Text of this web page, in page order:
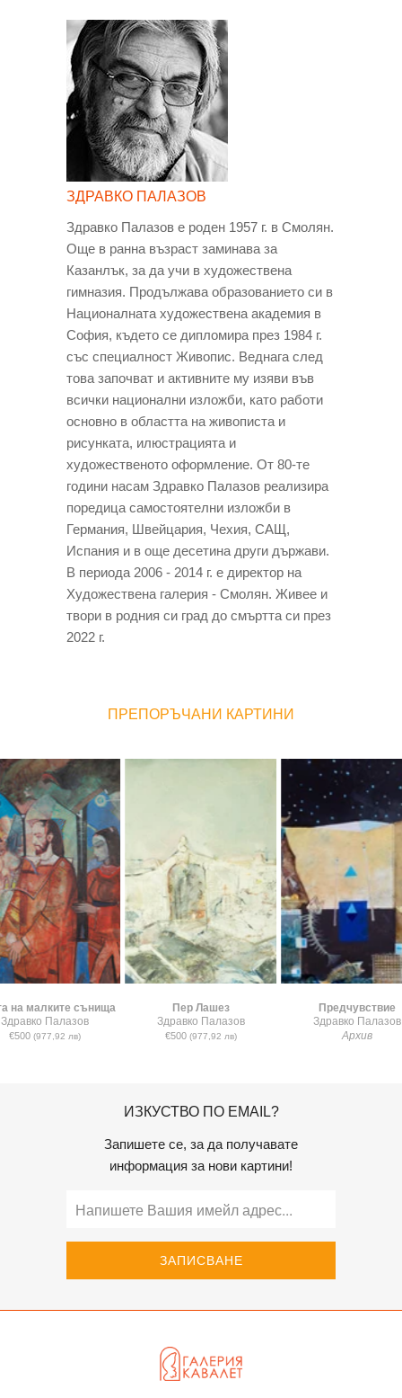
ЗДРАВКО ПАЛАЗОВ
Здравко Палазов е роден 1957 г. в Смолян.
Още в ранна възраст заминава за
Казанлък, за да учи в художествена
гимназия. Продължава образованието си в
Националната художествена академия в
София, където се дипломира през 1984 г.
със специалност Живопис. Веднага след
това започват и активните му изяви във
всички национални изложби, като работи
основно в областта на живописта и
рисунката, илюстрацията и
художественото оформление. От 80-те
години насам Здравко Палазов реализира
поредица самостоятелни изложби в
Германия, Швейцария, Чехия, САЩ,
Испания и в още десетина други държави.
В периода 2006 - 2014 г. е директор на
Художествена галерия - Смолян. Живее и
твори в родния си град до смъртта си през
2022 г.
ПРЕПОРЪЧАНИ КАРТИНИ
на малките сънища
Здравко Палазов
€500 (977,92 лв)
Пер Лашез
Здравко Палазов
€500(977,92 лв)
Предчувствие
Здравко Палазов
Архив
ИЗКУСТВО ПО EMAIL?
Запишете се, за да получавате
информация за нови картини!